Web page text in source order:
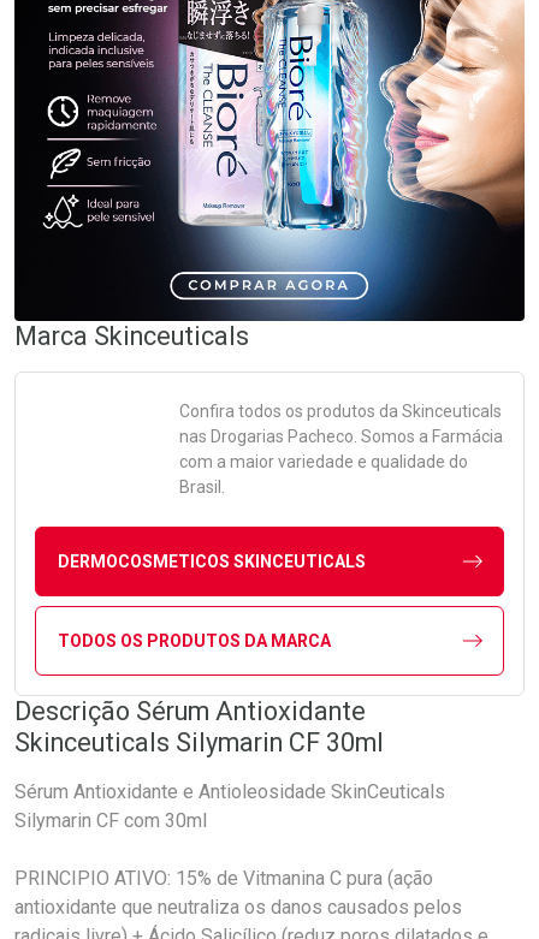
Marca Skinceuticals
Confira todos os produtos da Skinceuticals
nas Drogarias Pacheco. Somos a Farmácia
com a maior variedade e qualidade do
Brasil.
DERMOCOSMETICOS SKINCEUTICALS
TODOS OS PRODUTOS DA MARCA
Descrição Sérum Antioxidante
Skinceuticals Silymarin CF 30ml
Sérum Antioxidante e Antioleosidade SkinCeuticals
Silymarin CF com 30ml
PRINCIPIO ATIVO: 15% de Vitmanina C pura (ação
antioxidante que neutraliza os danos causados pelos